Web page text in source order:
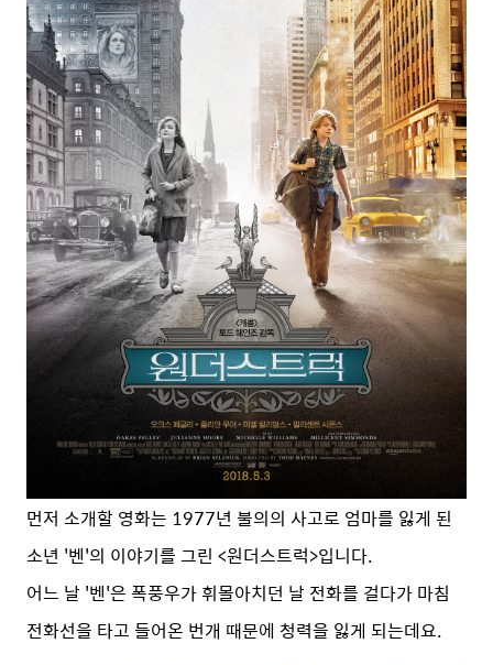
먼저 소개할 영화는 1977년 불의의 사고로 엄마를 잃게 된
소년 '벤'의 이야기를 그린 <원더스트럭>입니다.
어느 날 '벤'은 폭풍우가 휘몰아치던 날 전화를 걸다가 마침
전화선을 타고 들어온 번개 때문에 청력을 잃게 되는데요.